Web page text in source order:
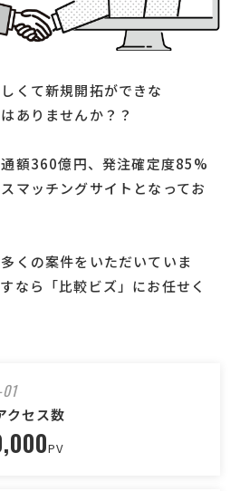
くて新規開拓ができな
ありませんか？？
額360億円、発注確定度85%
マッチングサイトとなってお
くの案件をいただいていま
なら「比較ビズ」にお任せく
クセス数
PV